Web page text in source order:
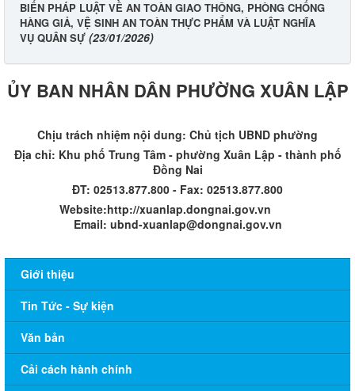
BIẾN PHÁP LUẬT VỀ AN TOÀN GIAO THÔNG, PHÒNG CHỐNG
HÀNG GIẢ, VỆ SINH AN TOÀN THỰC PHẨM VÀ LUẬT NGHĨA
VỤ QUÂN SỰ (23/01/2026)
ỦY BAN NHÂN DÂN PHƯỜNG XUÂN LẬP
Chịu trách nhiệm nội dung: Chủ tịch UBND phường
Địa chỉ: Khu phố Trung Tâm - phường Xuân Lập - thành phố
Đồng Nai
ĐT: 02513.877.800 - Fax: 02513.877.800
Website:http://xuanlap.dongnai.gov.vn
Email: ubnd-xuanlap@dongnai.gov.vn​
Giới thiệu
Tin Tức - Sự kiện
Văn bản
Cải cách hành chính